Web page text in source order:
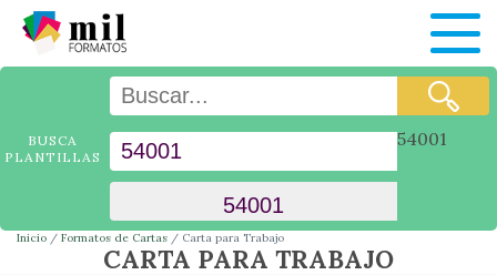
BUSCA
PLANTILLAS
54001
Inicio Formatos de Cartas Carta para Trabajo
CARTA PARA TRABAJO